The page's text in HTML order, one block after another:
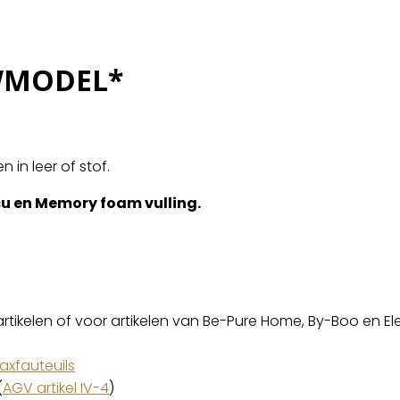
in leer of stof.
en Memory foam vulling.
of voor artikelen van Be-Pure Home, By-Boo en
AGV artikel IV-4)